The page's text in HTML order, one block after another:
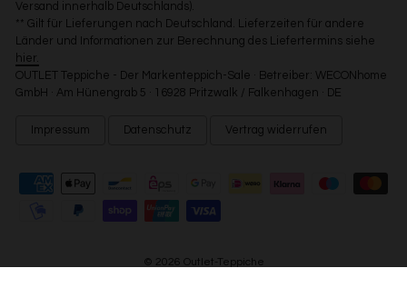
Versand innerhalb Deutschlands).
** Gilt für Lieferungen nach Deutschland. Lieferzeiten für andere
Länder und Informationen zur Berechnung des Liefertermins siehe
hier.
OUTLET Teppiche - Der Markenteppich-Sale · Betreiber: WECONhome
GmbH · Am Hünengrab 5 · 16928 Pritzwalk / Falkenhagen · DE
Impressum Datenschutz Vertrag widerrufen
© 2026 Outlet-Teppiche